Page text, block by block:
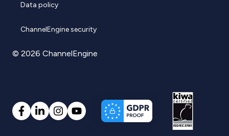
Data policy
ChannelEngine security
© 2026 ChannelEngine